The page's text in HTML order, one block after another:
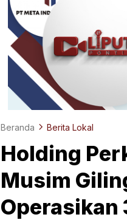
Beranda Berita Lokal
Holding
Musim
Operasikan